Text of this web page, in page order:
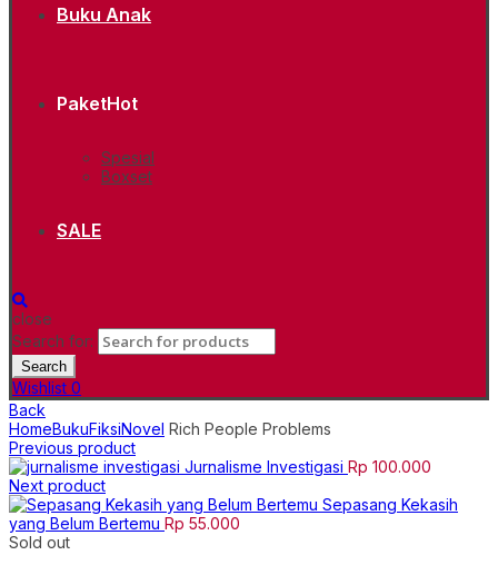
Buku Anak
PaketHot
Spesial
Boxset
SALE
close
Search for:
Search
Wishlist 0
Back
HomeBukuFiksiNovel Rich People Problems
Previous product
Jurnalisme Investigasi Rp 100.000
Next product
Sepasang Kekasih
yang Belum Bertemu Rp 55.000
Sold out